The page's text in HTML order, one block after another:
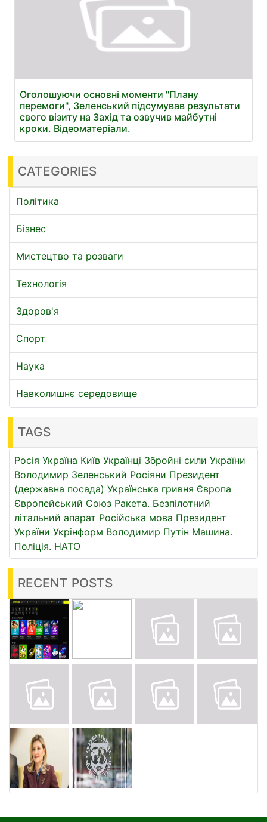
Оголошуючи основні моменти "Плану
перемоги", Зеленський підсумував результати
свого візиту на Захід та озвучив майбутні
кроки. Відеоматеріали.
CATEGORIES
Політика
Бізнес
Мистецтво та розваги
Технологія
Здоров'я
Спорт
Наука
Навколишнє середовище
TAGS
Росія Україна Київ Українці Збройні сили України
Володимир Зеленський Росіяни Президент
(державна посада) Українська гривня Європа
Європейський Союз Ракета. Безпілотний
літальний апарат Російська мова Президент
України Укрінформ Володимир Путін Машина.
Поліція. НАТО
RECENT POSTS